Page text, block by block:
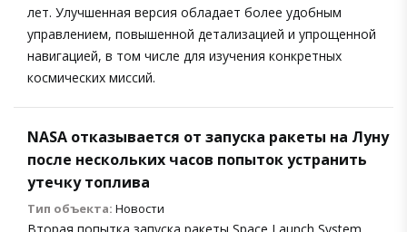
лет. Улучшенная версия обладает более удобным
управлением, повышенной детализацией и упрощенной
навигацией, в том числе для изучения конкретных
космических миссий.
NASA отказывается от запуска ракеты на Луну
после нескольких часов попыток устранить
утечку топлива
Тип объекта: Новости